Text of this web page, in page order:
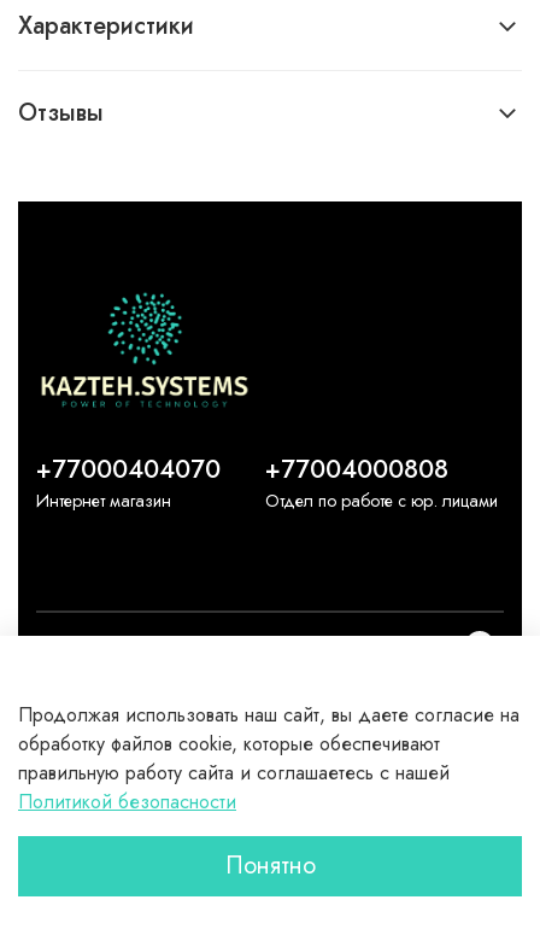
Характеристики
Отзывы
Каталог
Клиентам
+77000404070
Интернет магазин
+77004000808
Отдел по работе с юр. лицами
Продолжая использовать наш сайт, вы даете согласие на
обработку файлов cookie, которые обеспечивают
правильную работу сайта и соглашаетесь с нашей
Политикой безопасности
Понятно